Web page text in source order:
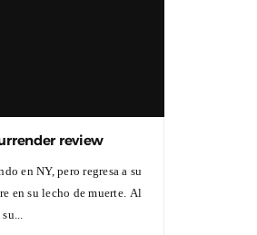
review
en NY, pero regresa a su
en su lecho de muerte. Al